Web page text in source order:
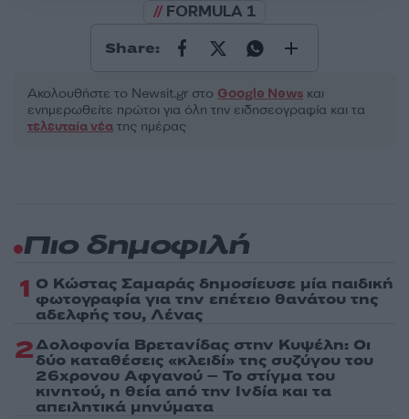
FORMULA 1
Share:
Ακολουθήστε το Νewsit.gr στο Google News και
ενημερωθείτε πρώτοι για όλη την ειδησεογραφία και τα
τελευταία νέα της ημέρας
Πιο δημοφιλή
1 Ο Κώστας Σαμαράς δημοσίευσε μία παιδική
φωτογραφία για την επέτειο θανάτου της
αδελφής του, Λένας
2Δολοφονία Βρετανίδας στην Κυψέλη: Οι
δύο καταθέσεις «κλειδί» της συζύγου του
26χρονου Αφγανού – Το στίγμα του
κινητού, η θεία από την Ινδία και τα
απειλητικά μηνύματα